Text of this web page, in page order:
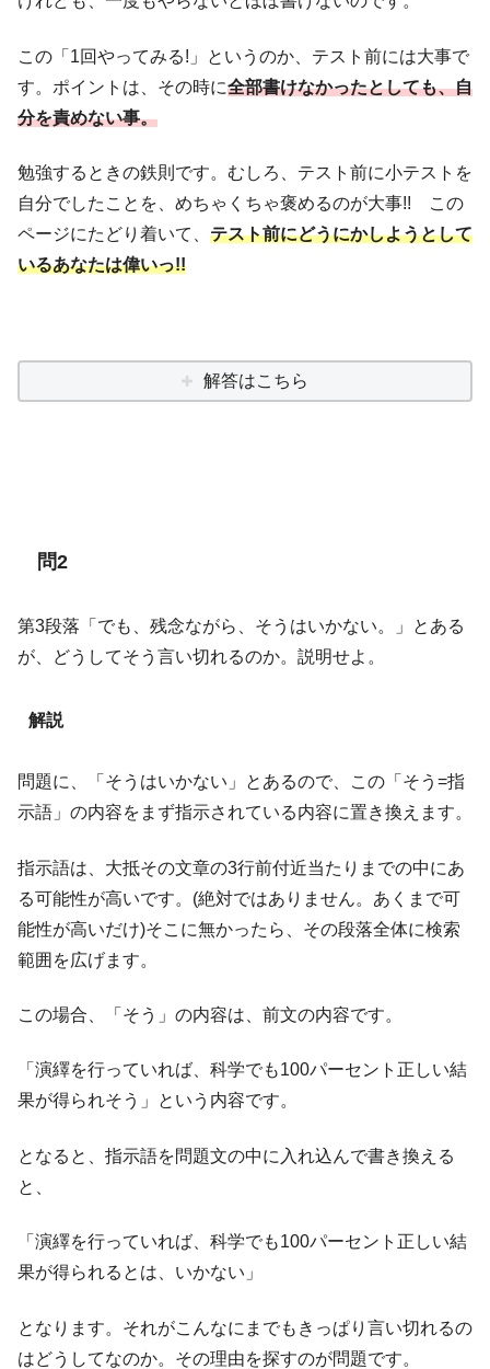
この「1回やってみる!」というのか、テスト前には大事で
す。ポイントは、その時に全部書けなかったとしても、自
分を責めない事。
勉強するときの鉄則です。むしろ、テスト前に小テストを
自分でしたことを、めちゃくちゃ褒めるのが大事!! この
ページにたどり着いて、 テスト前にどうにかしようとして
いるあなたは偉いっ!!
解答はこちら
問2
第3段落「でも、残念ながら、そうはいかない。」とある
が、どうしてそう言い切れるのか。説明せよ。
解説
問題に、「そうはいかない」とあるので、この「そう=指
示語」の内容をまず指示されている内容に置き換えます。
指示語は、大抵その文章の3行前付近当たりまでの中にあ
る可能性が高いです。(絶対ではありません。あくまで可
能性が高いだけ)そこに無かったら、その段落全体に検索
範囲を広げます。
この場合、「そう」の内容は、前文の内容です。
「演繹を行っていれば、科学でも100パーセント正しい結
果が得られそう」という内容です。
となると、指示語を問題文の中に入れ込んで書き換える
と、
「演繹を行っていれば、科学でも100パーセント正しい結
果が得られるとは、いかない」
となります。それがこんなにまでもきっぱり言い切れるの
はどうしてなのか。その理由を探すのが問題です。